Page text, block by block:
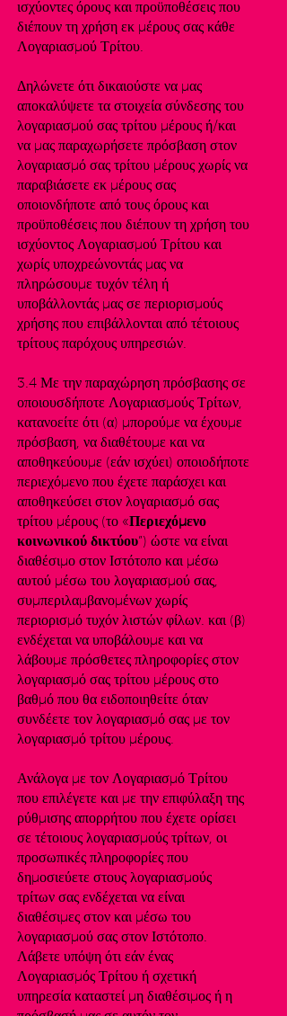
ισχύοντες όρους και προϋποθέσεις που
διέπουν τη χρήση εκ μέρους σας κάθε
Λογαριασμού Τρίτου.
Δηλώνετε ότι δικαιούστε να μας
αποκαλύψετε τα στοιχεία σύνδεσης του
λογαριασμού σας τρίτου μέρους ή/και
να μας παραχωρήσετε πρόσβαση στον
λογαριασμό σας τρίτου μέρους χωρίς να
παραβιάσετε εκ μέρους σας
οποιονδήποτε από τους όρους και
προϋποθέσεις που διέπουν τη χρήση του
ισχύοντος Λογαριασμού Τρίτου και
χωρίς υποχρεώνοντάς μας να
πληρώσουμε τυχόν τέλη ή
υποβάλλοντάς μας σε περιορισμούς
χρήσης που επιβάλλονται από τέτοιους
τρίτους παρόχους υπηρεσιών.
3.4 Με την παραχώρηση πρόσβασης σε
οποιουσδήποτε Λογαριασμούς Τρίτων,
κατανοείτε ότι (α) μπορούμε να έχουμε
πρόσβαση, να διαθέτουμε και να
αποθηκεύουμε (εάν ισχύει) οποιοδήποτε
περιεχόμενο που έχετε παράσχει και
αποθηκεύσει στον λογαριασμό σας
τρίτου μέρους (το «Περιεχόμενο
κοινωνικού δικτύου”) ώστε να είναι
διαθέσιμο στον Ιστότοπο και μέσω
αυτού μέσω του λογαριασμού σας,
συμπεριλαμβανομένων χωρίς
περιορισμό τυχόν λιστών φίλων. και (β)
ενδέχεται να υποβάλουμε και να
λάβουμε πρόσθετες πληροφορίες στον
λογαριασμό σας τρίτου μέρους στο
βαθμό που θα ειδοποιηθείτε όταν
συνδέετε τον λογαριασμό σας με τον
λογαριασμό τρίτου μέρους.
Ανάλογα με τον Λογαριασμό Τρίτου
που επιλέγετε και με την επιφύλαξη της
ρύθμισης απορρήτου που έχετε ορίσει
σε τέτοιους λογαριασμούς τρίτων, οι
προσωπικές πληροφορίες που
δημοσιεύετε στους λογαριασμούς
τρίτων σας ενδέχεται να είναι
διαθέσιμες στον και μέσω του
λογαριασμού σας στον Ιστότοπο.
Λάβετε υπόψη ότι εάν ένας
Λογαριασμός Τρίτου ή σχετική
υπηρεσία καταστεί μη διαθέσιμος ή η